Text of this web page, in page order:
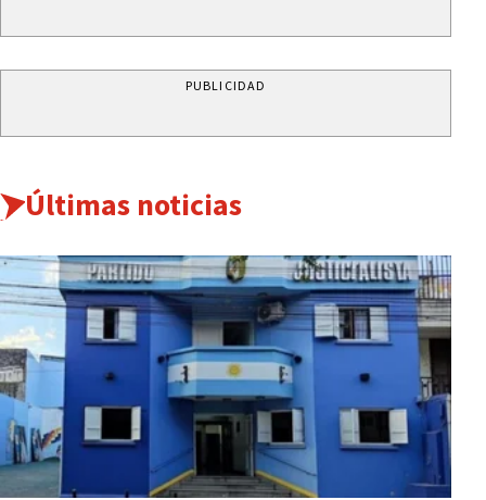
PUBLICIDAD
Últimas noticias